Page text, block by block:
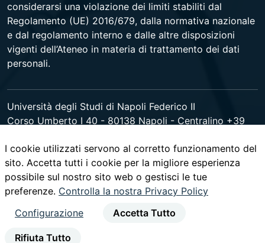
considerarsi una violazione dei limiti stabiliti dal
Regolamento (UE) 2016/679, dalla normativa nazionale
e dal regolamento interno e dalle altre disposizioni
vigenti dell’Ateneo in materia di trattamento dei dati
personali.
Università degli Studi di Napoli Federico II
Corso Umberto I 40 - 80138 Napoli - Centralino +39
00876220633 - PEC ateneo@pec.unina.it
youtubeinstagramfacebook
I cookie utilizzati servono al corretto funzionamento del
sito. Accetta tutti i cookie per la migliore esperienza
possibile sul nostro sito web o gestisci le tue
preferenze. Controlla la nostra Privacy Policy
Configurazione
Accetta Tutto
Rifiuta Tutto